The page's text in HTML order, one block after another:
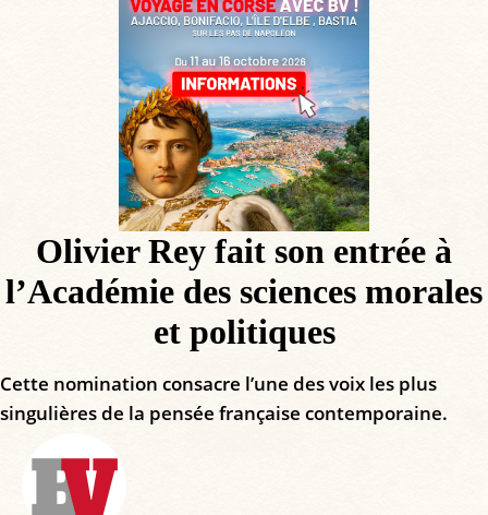
Olivier Rey fait son entrée à
l’Académie des sciences morales
et politiques
Cette nomination consacre l’une des voix les plus
singulières de la pensée française contemporaine.